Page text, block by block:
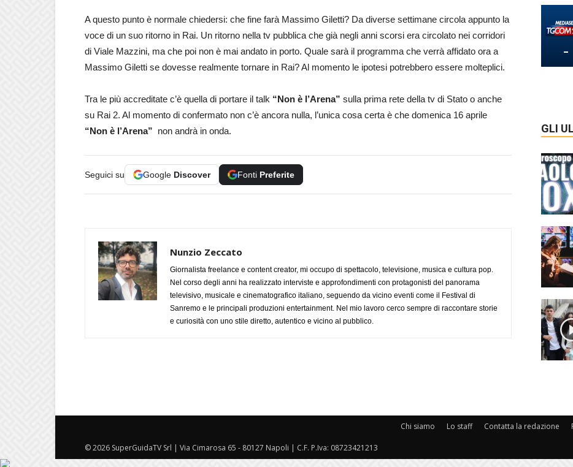
A questo punto è normale chiedersi: che fine farà Massimo Giletti? Da diverse settimane circola appunto la
voce di un suo ritorno in Rai. Un ritorno nella tv pubblica che già negli anni scorsi era circolato nei corridori
di Viale Mazzini, ma che poi non è mai andato in porto. Quale sarà il programma che verrà affidato ora a
Massimo Giletti se dovesse realmente tornare in Rai? Al momento le ipotesi potrebbero essere molteplici.
Tra le più accreditate c’è quella di portare il talk “Non è l’Arena” sulla prima rete della tv di Stato o anche
su Rai 2. Al momento di confermato non c’è ancora nulla, l’unica cosa certa è che domenica 16 aprile
“Non è l’Arena” non andrà in onda.
Seguici su Google Discover Fonti Preferite
Nunzio Zeccato
Giornalista freelance e content creator, mi occupo di spettacolo, televisione, musica e cultura pop.
Nel corso degli anni ha realizzato interviste e approfondimenti con protagonisti del panorama
televisivo, musicale e cinematografico italiano, seguendo da vicino eventi come il Festival di
Sanremo e le principali produzioni entertainment. Nel mio lavoro cerco sempre di raccontare storie
e curiosità con uno stile diretto, autentico e vicino al pubblico.
-
GLI
Chi siamo Lo staff Contatta la redazione
© 2026 SuperGuidaTV Srl | Via Cimarosa 65 - 80127 Napoli | C.F. P.Iva: 08723421213